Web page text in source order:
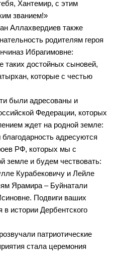
Хантемир, с этим
званием!»
Аллахвердиев также
родителям героя
Ибрагимовне:
таких достойных сыновей,
которые с честью
были адресованы и
Федерации, которых
ждет на родной земле:
адресуются
РФ, которых мы с
земле и будем чествовать:
Курабековичу и Лейле
Ярамира – Буйнатали
Подвиги ваших
в истории Дербентского
патриотические
стала церемония